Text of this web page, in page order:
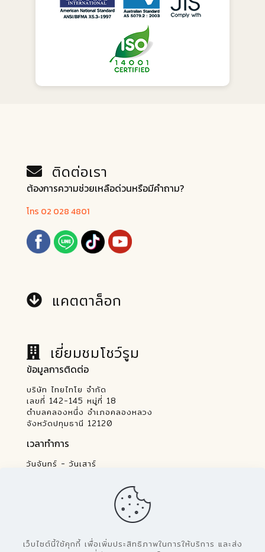
ติดต่อเรา
ต้องการความช่วยเหลือด่วนหรือมีคำถาม?
โทร 02 028 4801
แคตตาล็อก
เยี่ยมชมโชว์รูม
ข้อมูลการติดต่อ
บริษัท ไทยไทโย จำกัด
เลขที่ 142-145 หมู่ที่ 18
ตำบลคลองหนึ่ง อำเภอคลองหลวง
จังหวัดปทุมธานี 12120
เวลาทำการ
วันจันทร์ - วันเสาร์
เว็บไซต์นี้ใช้คุกกี้ เพื่อเพิ่มประสิทธิภาพในการให้บริการ และส่ง